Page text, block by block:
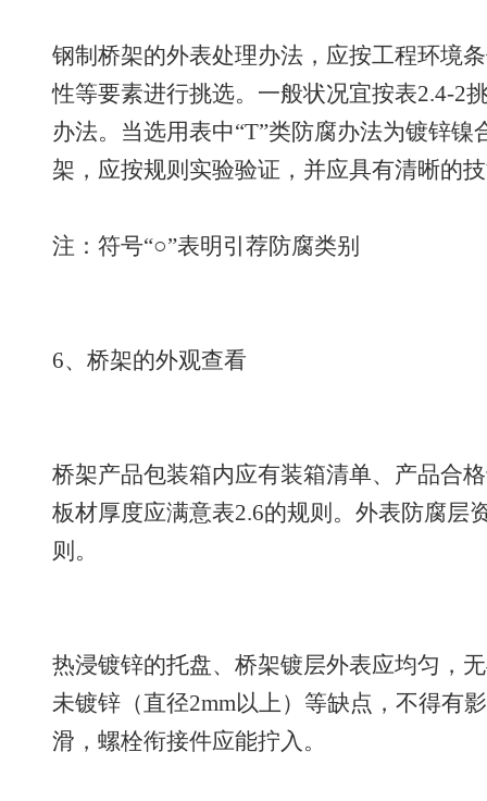
钢制桥架的外表处理办法，应按工程环境
性等要素进行挑选。一般状况宜按表2.4-2
办法。当选用表中“T”类防腐办法为镀锌
架，应按规则实验验证，并应具有清晰的
注：符号“○”表明引荐防腐类别
6、桥架的外观查看
桥架产品包装箱内应有装箱清单、产品合
板材厚度应满意表2.6的规则。外表防腐层
则。
热浸镀锌的托盘、桥架镀层外表应均匀，
未镀锌（直径2mm以上）等缺点，不得有
滑，螺栓衔接件应能拧入。